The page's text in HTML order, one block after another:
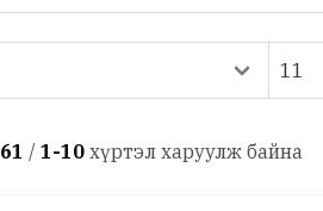
61 / 1-10 хүртэл харуулж байна